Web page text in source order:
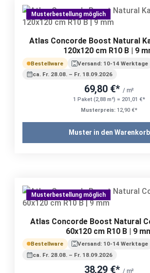
Musterbestellung möglich
Atlas Concorde Boost Natural
120x120 cm R10 B | 9
Bestellware
Versand: 10-14 Werktage
ca. Fr. 28.08. – Fr. 18.09.2026
69,80 €* / m²
1 Paket (2,88 m²) = 201,01 €*
Musterpreis: 12,90 €*
Muster in den Warenkorb
Musterbestellung möglich
Atlas Concorde Boost Natural
60x120 cm R10 B | 9
Bestellware
Versand: 10-14 Werktage
ca. Fr. 28.08. – Fr. 18.09.2026
38,29 €* / m²